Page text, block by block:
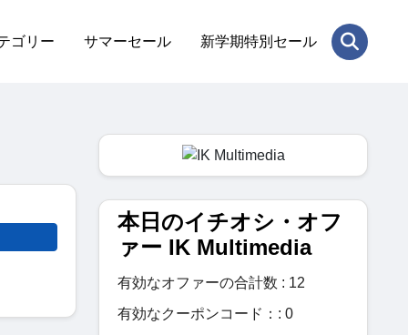
ゴリー サマーセール 新学期特別セール
本日のイチオシ・オフ
ァー IK Multimedia
有効なオファーの合計数 : 12
有効なクーポンコード：: 0